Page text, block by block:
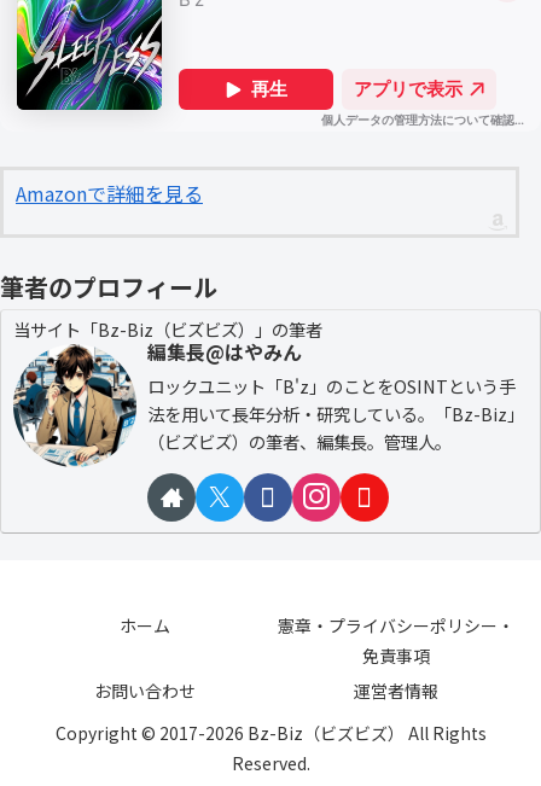
Amazonで詳細を見る
筆者のプロフィール
当サイト「Bz-Biz（ビズビズ）」の筆者
編集長@はやみん
ロックユニット「B'z」のことをOSINTという手
法を用いて長年分析・研究している。「Bz-Biz」
（ビズビズ）の筆者、編集長。管理人。
ホーム
憲章・プライバシーポリシー・
免責事項
お問い合わせ
運営者情報
Copyright © 2017-2026 Bz-Biz（ビズビズ） All Rights
Reserved.